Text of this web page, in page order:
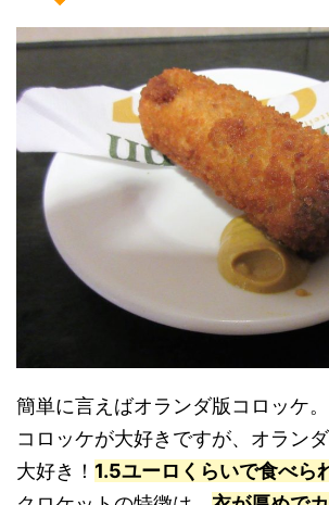
簡単に言えばオランダ版コロッケ
コロッケが大好きですが、オラン
大好き！ 1.5ユーロくらいで食べら